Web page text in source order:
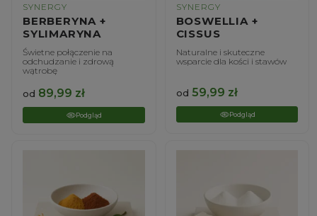
SYNERGY
BERBERYNA +
SYLIMARYNA
Świetne połączenie na
odchudzanie i zdrową
wątrobę
od 89,99 zł
Podgląd
SYNERGY
BOSWELLIA +
CISSUS
Naturalne i skuteczne
wsparcie dla kości i stawów
od 59,99 zł
Podgląd